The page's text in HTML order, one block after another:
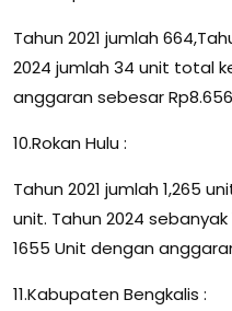
Tahun 2021 jumlah
2024 jumlah 34 unit total
anggaran sebesar
10.Rokan Hulu :
Tahun 2021 jumlah 1,265
unit. Tahun 2024
1655 Unit dengan anggaran
11.Kabupaten Bengkalis :